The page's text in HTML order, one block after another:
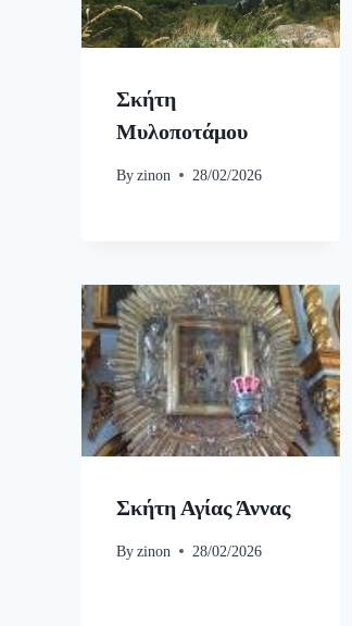
Σκήτη
Μυλοποτάμου
Byzinon 28/02/2026
Σκήτη Αγίας Άννας
Byzinon 28/02/2026